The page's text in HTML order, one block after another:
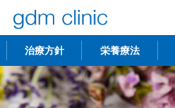
治療方針 栄養療法
不妊治療